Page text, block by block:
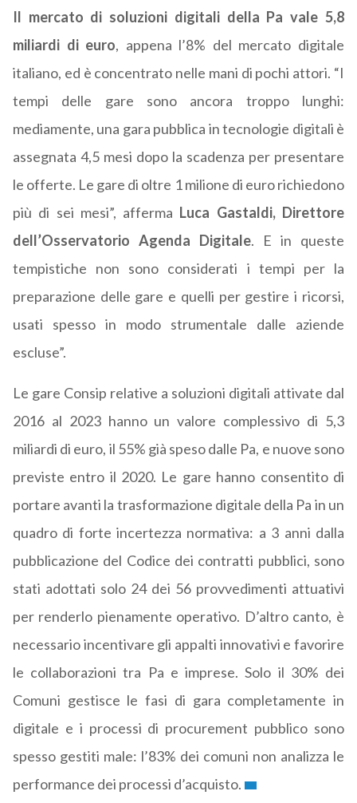
Il mercato di soluzioni digitali della Pa vale 5,8
miliardi di euro, appena l’8% del mercato digitale
italiano, ed è concentrato nelle mani di pochi attori. “I
tempi delle gare sono ancora troppo lunghi:
mediamente, una gara pubblica in tecnologie digitali è
assegnata 4,5 mesi dopo la scadenza per presentare
le offerte. Le gare di oltre 1 milione di euro richiedono
più di sei mesi”, afferma Luca Gastaldi, Direttore
dell’Osservatorio Agenda Digitale. E in queste
tempistiche non sono considerati i tempi per la
preparazione delle gare e quelli per gestire i ricorsi,
usati spesso in modo strumentale dalle aziende
escluse”.
Le gare Consip relative a soluzioni digitali attivate dal
2016 al 2023 hanno un valore complessivo di 5,3
miliardi di euro, il 55% già speso dalle Pa, e nuove sono
previste entro il 2020. Le gare hanno consentito di
portare avanti la trasformazione digitale della Pa in un
quadro di forte incertezza normativa: a 3 anni dalla
pubblicazione del Codice dei contratti pubblici, sono
stati adottati solo 24 dei 56 provvedimenti attuativi
per renderlo pienamente operativo. D’altro canto, è
necessario incentivare gli appalti innovativi e favorire
le collaborazioni tra Pa e imprese. Solo il 30% dei
Comuni gestisce le fasi di gara completamente in
digitale e i processi di procurement pubblico sono
spesso gestiti male: l’83% dei comuni non analizza le
performance dei processi d’acquisto.